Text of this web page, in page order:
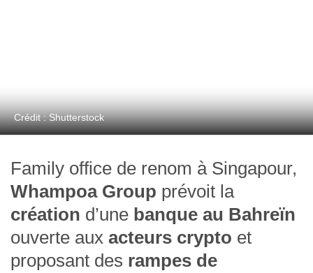
Crédit : Shutterstock
Family office de renom à Singapour,
Whampoa Group prévoit la
création d’une banque au Bahreïn
ouverte aux acteurs crypto et
proposant des rampes de